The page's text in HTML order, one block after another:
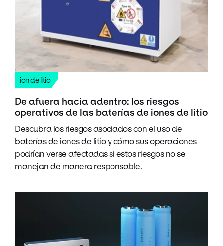
ion de litio
De afuera hacia adentro: los riesgos
operativos de las baterías de iones de litio
Descubra los riesgos asociados con el uso de
baterías de iones de litio y cómo sus operaciones
podrían verse afectadas si estos riesgos no se
manejan de manera responsable.